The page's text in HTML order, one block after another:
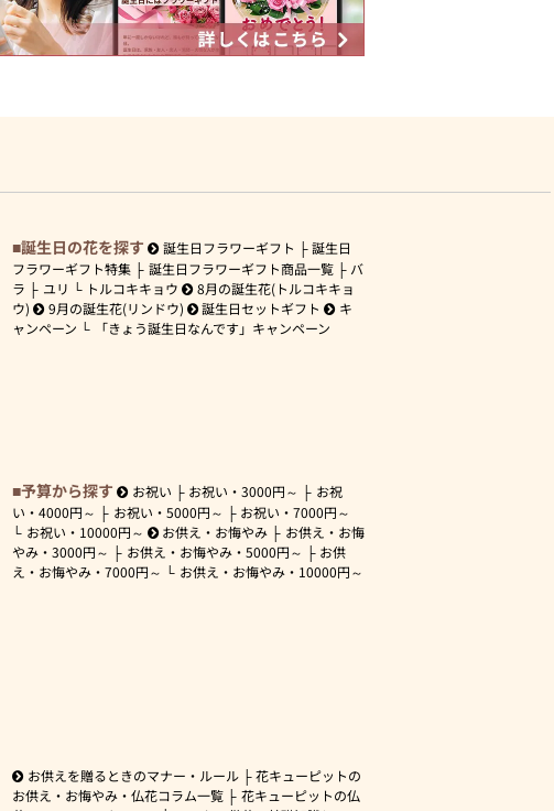
誕生日の花を探す 誕生日フラワーギフト
誕生日
フラワーギフト特集
誕生日フラワーギフト商品一覧
バ
ラ
ユリ トルコキキョウ
8月の誕生花(トルコキキョ
ウ)
9月の誕生花(リンドウ) 誕生日セットギフト
キ
ャンペーン
「きょう誕生日なんです」キャンペーン
予算から探す お祝い お祝い・3000円～
お祝
い・ 4000円～ お祝い・ 5000円～ お祝い・7000円～
お祝い・ 10000円～ お供え・お悔やみ
お供え・お悔
やみ・ 3000円～ お供え・お悔やみ・ 5000円～
お供
え・お悔やみ・ 7000円～ お供え・お悔やみ・ 10000円～
お供えを贈るときのマナー・ルール
花キューピットの
お供え・お悔やみ・仏花コラム一覧
花キューピットの仏